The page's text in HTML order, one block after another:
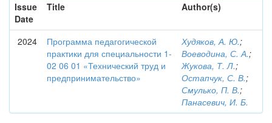
Issue
Date
Title Author(s)
2024
Программа педагогической
практики для специальности 1-
02 06 01 «Технический труд и
предпринимательство»
Худяков, А. Ю.;
Воеводина, С. А.;
Жукова, Т. Л.;
Остапчук, С. В.;
Смулько, П. В.;
Панасевич, И. Б.